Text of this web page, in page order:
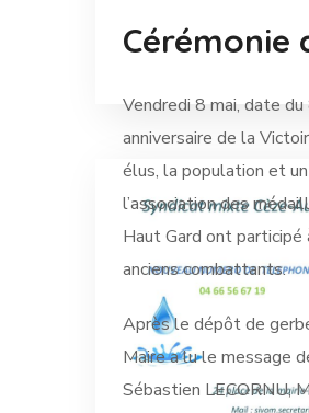
Cérémonie
Vendredi 8 mai, date
anniversaire de la
élus, la population et
l’association des
Haut Gard ont participé
anciens combattants.
Après le dépôt de
Maire a lu le message
Sébastien LECORNU,